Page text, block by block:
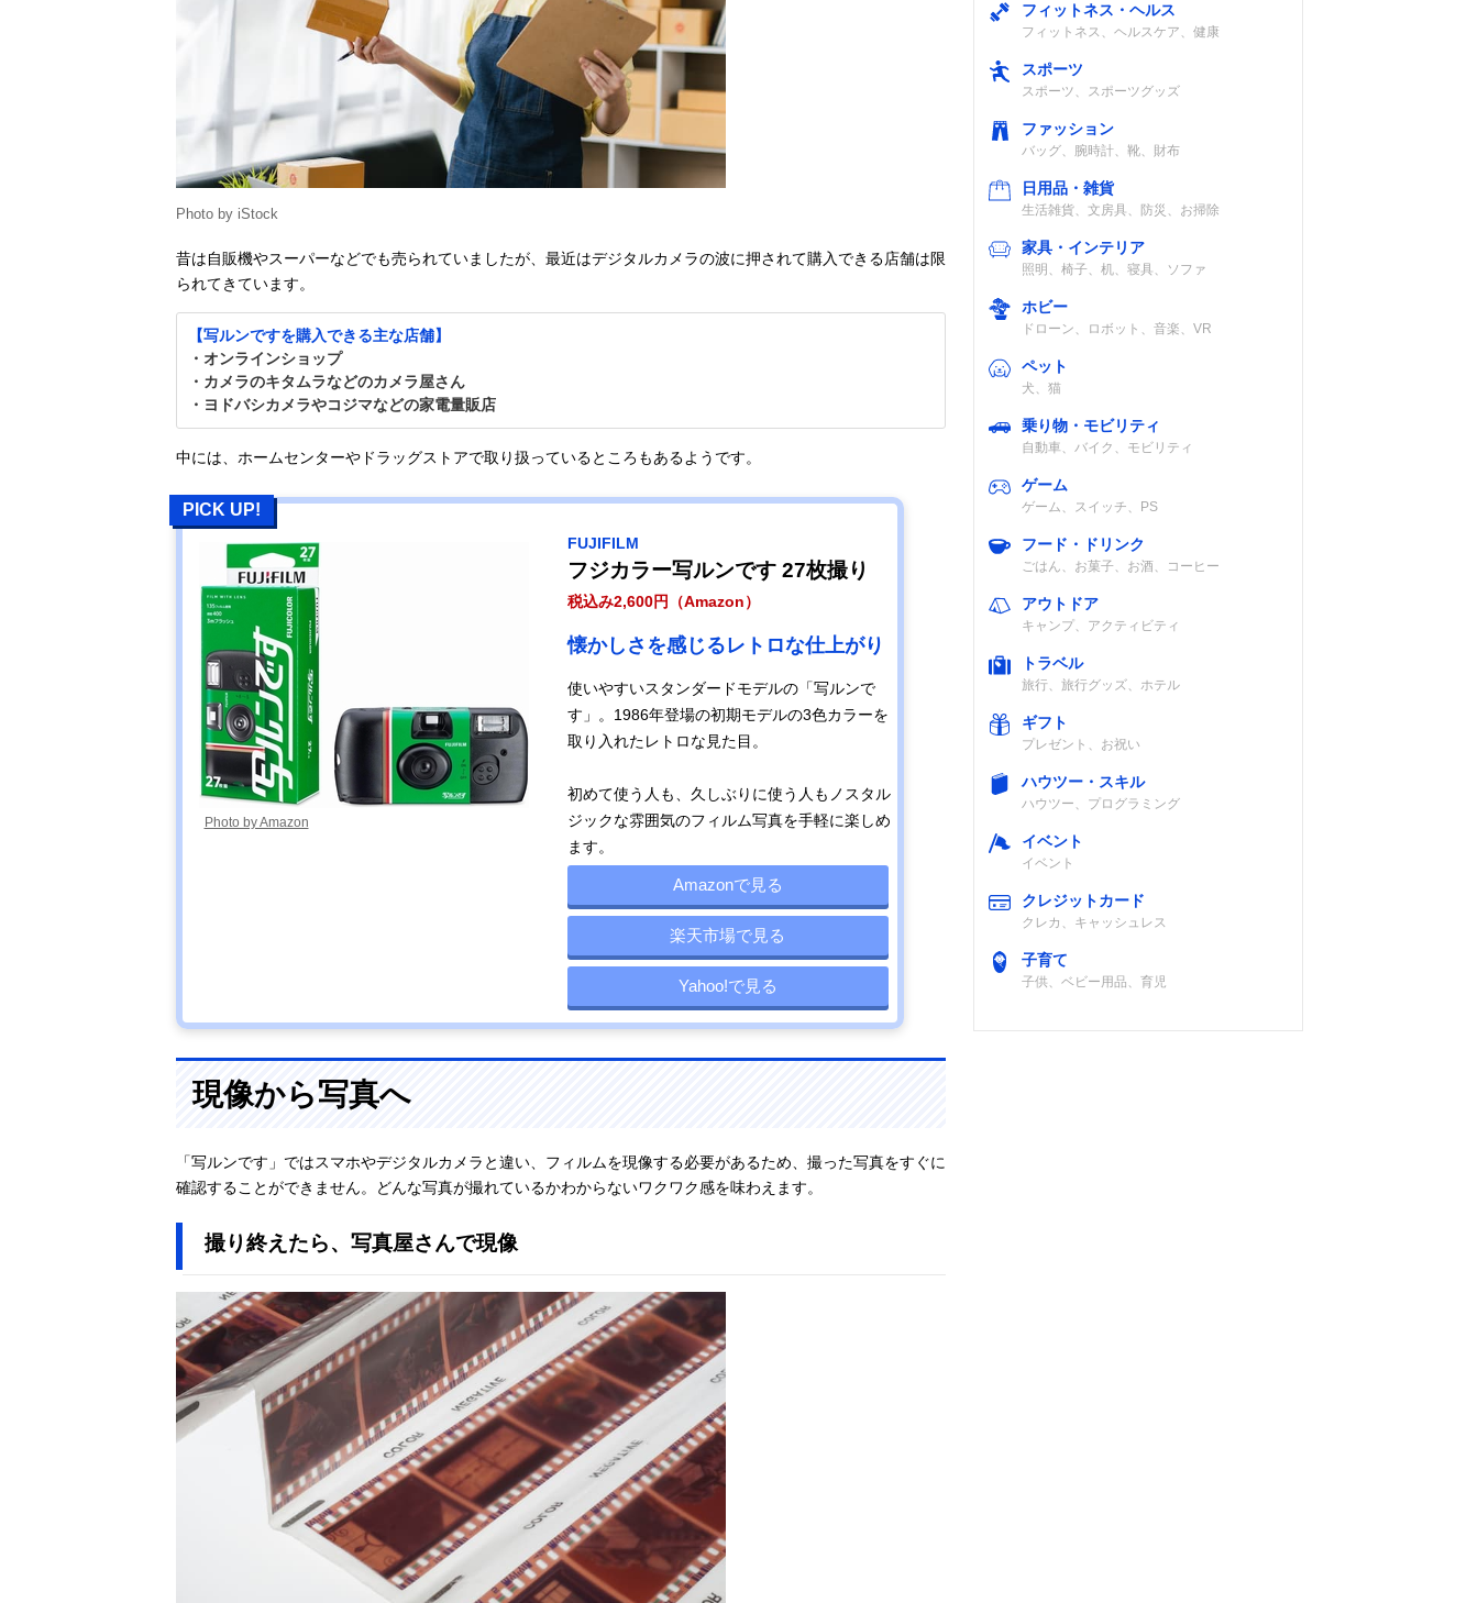
Photo by iStock
昔は自販機やスーパーなどでも売られていましたが、最近はデジタルカメラの波に押されて購入できる店舗は限
られてきています。
【写ルンですを購入できる主な店舗】
・オンラインショップ
・カメラのキタムラなどのカメラ屋さん
・ヨドバシカメラやコジマなどの家電量販店
中には、ホームセンターやドラッグストアで取り扱っているところもあるようです。
PICK UP!
Photo by Amazon
FUJIFILM
フジカラー写ルンです 27枚撮り
税込み2,600円（Amazon）
懐かしさを感じるレトロな仕上がり
使いやすいスタンダードモデルの「写ルンで
す」。1986年登場の初期モデルの3色カラーを
取り入れたレトロな見た目。
初めて使う人も、久しぶりに使う人もノスタル
ジックな雰囲気のフィルム写真を手軽に楽しめ
ます。
Amazonで見る
楽天市場で見る
Yahoo!で見る
現像から写真へ
「写ルンです」ではスマホやデジタルカメラと違い、フィルムを現像する必要があるため、撮った写真をすぐに
確認することができません。どんな写真が撮れているかわからないワクワク感を味わえます。
撮り終えたら、写真屋さんで現像
フィットネス・ヘルス
フィットネス、ヘルスケア、健康
スポーツ
スポーツ、スポーツグッズ
ファッション
バッグ、腕時計、靴、財布
日用品・雑貨
生活雑貨、文房具、防災、お掃除
家具・インテリア
照明、椅子、机、寝具、ソファ
ホビー
ドローン、ロボット、音楽、VR
ペット
犬、猫
乗り物・モビリティ
自動車、バイク、モビリティ
ゲーム
ゲーム、スイッチ、PS
フード・ドリンク
ごはん、お菓子、お酒、コーヒー
アウトドア
キャンプ、アクティビティ
トラベル
旅行、旅行グッズ、ホテル
ギフト
プレゼント、お祝い
ハウツー・スキル
ハウツー、プログラミング
イベント
イベント
クレジットカード
クレカ、キャッシュレス
子育て
子供、ベビー用品、育児